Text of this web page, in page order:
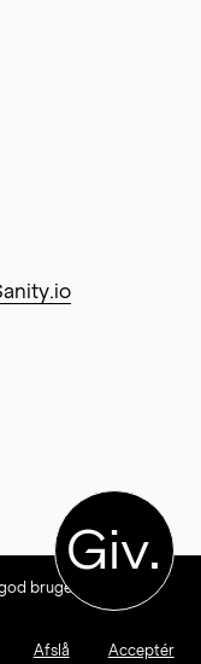
Giv.
brugeroplevelse
Afslå Acceptér